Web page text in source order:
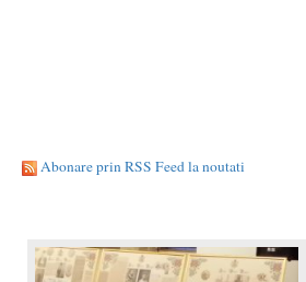
Abonare prin RSS Feed la noutati